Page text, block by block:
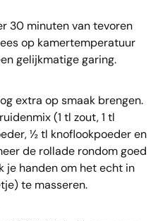
30 minuten van tevoren
op kamertemperatuur
gelijkmatige garing.
extra op smaak brengen.
(1 tl zout, 1 tl
½ tl knoflookpoeder en
de rollade rondom goed
je handen om het echt in
te masseren.